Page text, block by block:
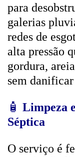
para
galerias
redes de
alta pressão
gordura,
sem danificar
🧴 Limpeza
Séptica
O serviço é